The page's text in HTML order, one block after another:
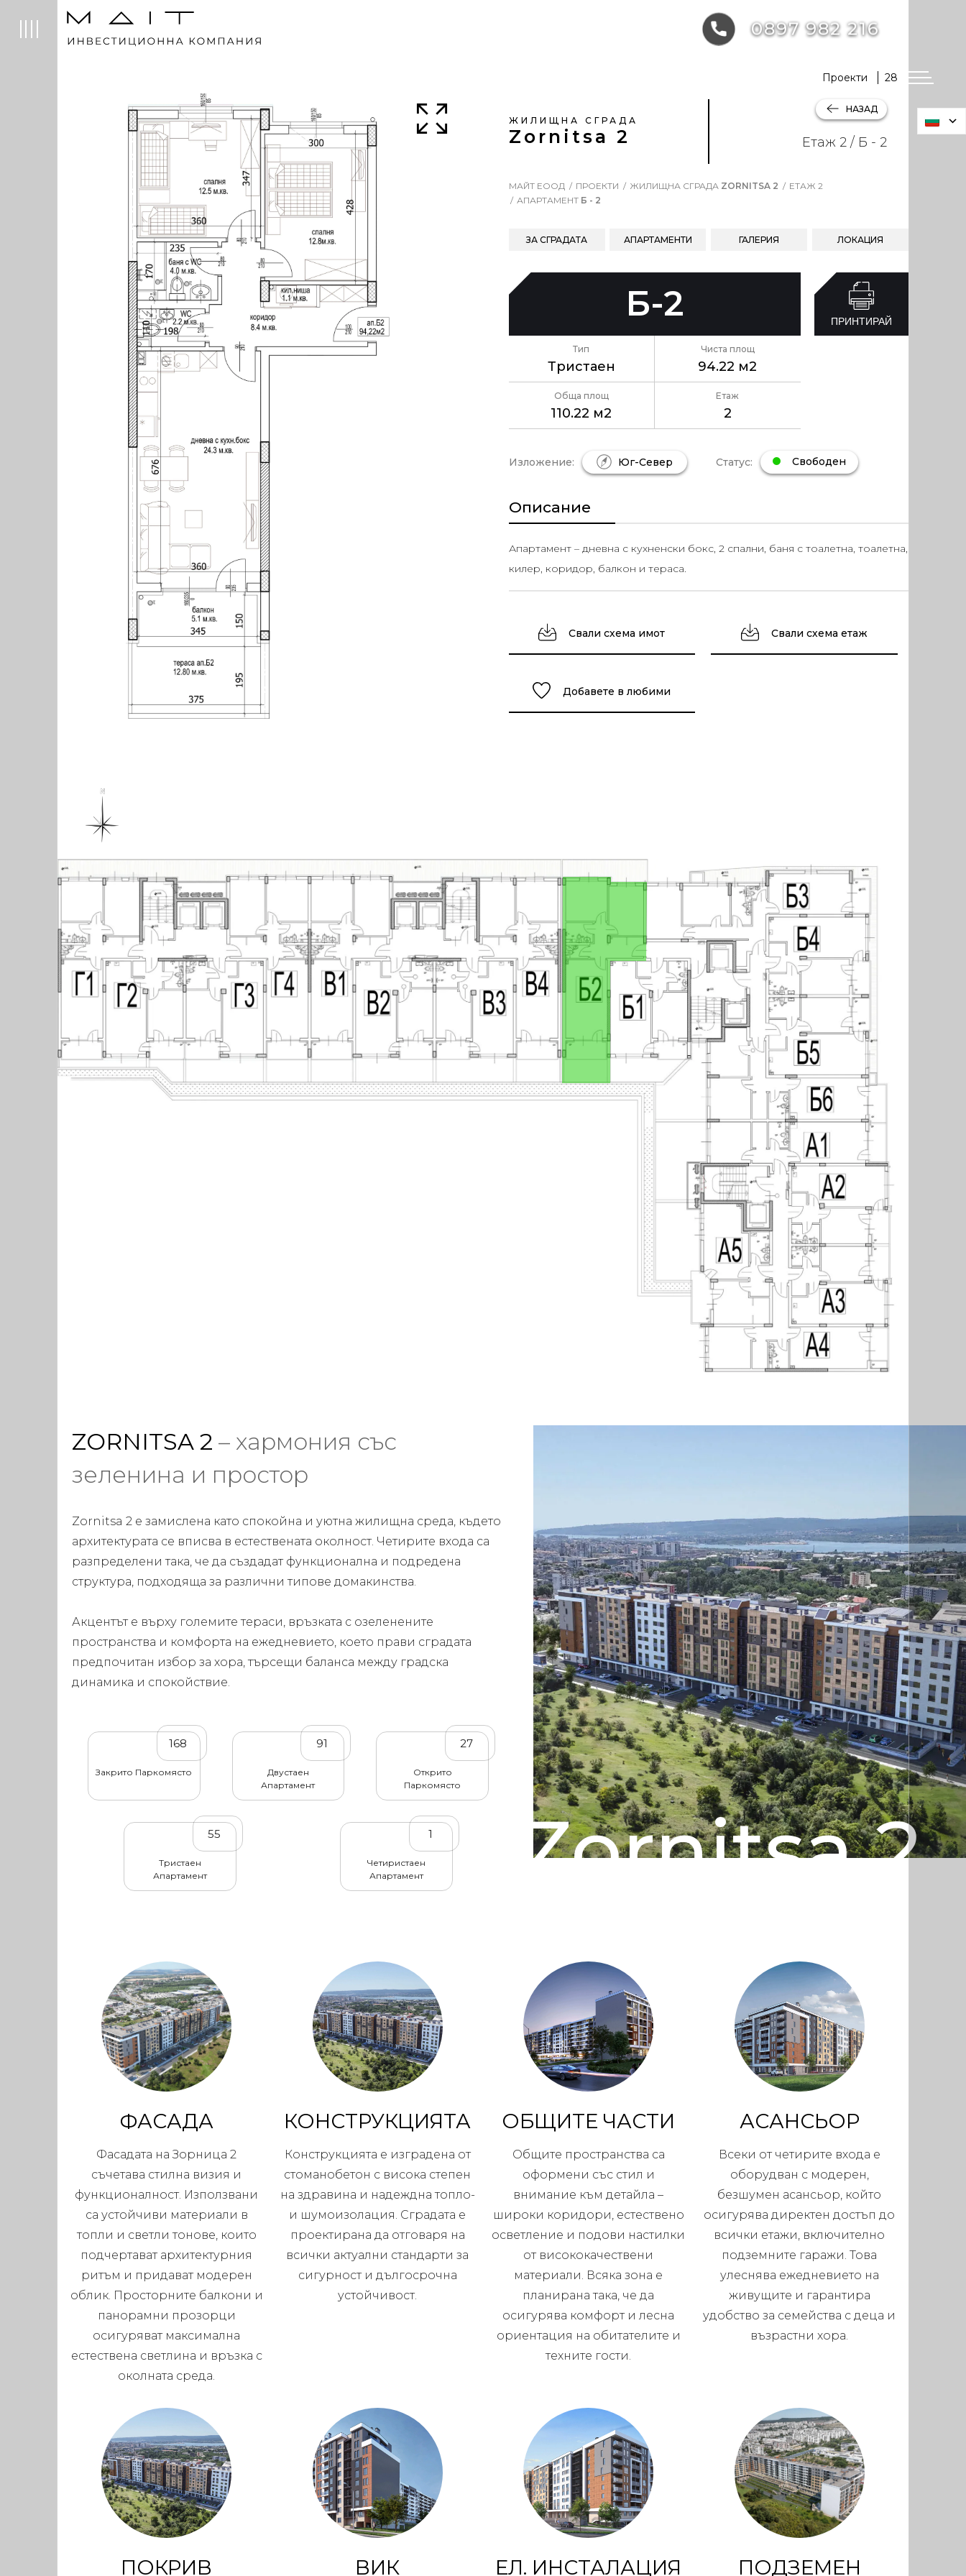
ЖИЛИЩНА СГРАДА
Zornitsa 2
НАЗАД
Етаж 2 / Б - 2
МАЙТ ЕООД ПРОЕКТИ ЖИЛИЩНА СГРАДА ZORNITSA 2
ЕТАЖ 2
АПАРТАМЕНТ Б - 2
ЗА СГРАДАТА АПАРТАМЕНТИ ГАЛЕРИЯ ЛОКАЦИЯ
Б-2
Тип
Тристаен
Чиста площ
94.22 м2
Обща площ
110.22 м2
Етаж
2
ПРИНТИРАЙ
Изложение: Юг-Север Статус: Свободен
Описание
Апартамент – дневна с кухненски бокс, 2 спални, баня с тоалетна, тоалетна,
килер, коридор, балкон и тераса.
Свали схема имот Свали схема етаж
Добавете в любими
ZORNITSA 2 – хармония със
зеленина и простор
Zornitsa 2 е замислена като спокойна и уютна жилищна среда, където
архитектурата се вписва в естествената околност. Четирите входа са
разпределени така, че да създадат функционална и подредена
структура, подходяща за различни типове домакинства.
Акцентът е върху големите тераси, връзката с озеленените
пространства и комфорта на ежедневието, което прави сградата
предпочитан избор за хора, търсещи баланса между градска
динамика и спокойствие.
168
Закрито Паркомясто
91
Двустаен
Апартамент
27
Открито
Паркомясто
55
Тристаен
Апартамент
1
Четиристаен
Апартамент
Zornitsa 2
ФАСАДА
Фасадата на Зорница 2
съчетава стилна визия и
функционалност. Използвани
са устойчиви материали в
топли и светли тонове, които
подчертават архитектурния
ритъм и придават модерен
облик. Просторните балкони и
панорамни прозорци
осигуряват максимална
естествена светлина и връзка с
околната среда.
КОНСТРУКЦИЯТА
Конструкцията е изградена от
стоманобетон с висока степен
на здравина и надеждна топло-
и шумоизолация. Сградата е
проектирана да отговаря на
всички актуални стандарти за
сигурност и дългосрочна
устойчивост.
ОБЩИТЕ ЧАСТИ
Общите пространства са
оформени със стил и
внимание към детайла –
широки коридори, естествено
осветление и подови настилки
от висококачествени
материали. Всяка зона е
планирана така, че да
осигурява комфорт и лесна
ориентация на обитателите и
техните гости.
АСАНСЬОР
Всеки от четирите входа е
оборудван с модерен,
безшумен асансьор, който
осигурява директен достъп до
всички етажи, включително
подземните гаражи. Това
улеснява ежедневието на
живущите и гарантира
удобство за семейства с деца и
възрастни хора.
ПОКРИВ ВИК ЕЛ. ИНСТАЛАЦИЯ ПОДЗЕМЕН
Проекти 28
0897 982 216